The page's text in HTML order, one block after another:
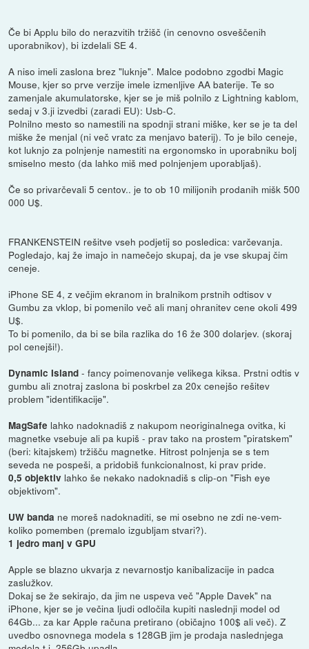
Če bi Applu bilo do nerazvitih tržišč (in cenovno osveščenih
uporabnikov), bi izdelali SE 4.
A niso imeli zaslona brez "luknje". Malce podobno zgodbi Magic
Mouse, kjer so prve verzije imele izmenljive AA baterije. Te so
zamenjale akumulatorske, kjer se je miš polnilo z Lightning kablom,
sedaj v 3.ji izvedbi (zaradi EU): Usb-C.
Polnilno mesto so namestili na spodnji strani miške, ker se je ta del
miške že menjal (ni več vratc za menjavo baterij). To je bilo ceneje,
kot luknjo za polnjenje namestiti na ergonomsko in uporabniku bolj
smiselno mesto (da lahko miš med polnjenjem uporabljaš).
Če so privarčevali 5 centov.. je to ob 10 milijonih prodanih mišk 500
000 U$.
FRANKENSTEIN rešitve vseh podjetij so posledica: varčevanja.
Pogledajo, kaj že imajo in namečejo skupaj, da je vse skupaj čim
ceneje.
iPhone SE 4, z večjim ekranom in bralnikom prstnih odtisov v
Gumbu za vklop, bi pomenilo več ali manj ohranitev cene okoli 499
U$.
To bi pomenilo, da bi se bila razlika do 16 že 300 dolarjev. (skoraj
pol cenejši!).
Dynamic Island - fancy poimenovanje velikega kiksa. Prstni odtis v
gumbu ali znotraj zaslona bi poskrbel za 20x cenejšo rešitev
problem "identifikacije".
MagSafe lahko nadoknadiš z nakupom neoriginalnega ovitka, ki
magnetke vsebuje ali pa kupiš - prav tako na prostem "piratskem"
(beri: kitajskem) tržišču magnetke. Hitrost polnjenja se s tem
seveda ne pospeši, a pridobiš funkcionalnost, ki prav pride.
0,5 objektiv lahko še nekako nadoknadiš s clip-on "Fish eye
objektivom".
UW banda ne moreš nadoknaditi, se mi osebno ne zdi ne-vem-
koliko pomemben (premalo izgubljam stvari?).
1 jedro manj v GPU
Apple se blazno ukvarja z nevarnostjo kanibalizacije in padca
zaslužkov.
Dokaj se že sekirajo, da jim ne uspeva več "Apple Davek" na
iPhone, kjer se je večina ljudi odločila kupiti naslednji model od
64Gb... za kar Apple računa pretirano (običajno 100$ ali več). Z
uvedbo osnovnega modela s 128GB jim je prodaja naslednjega